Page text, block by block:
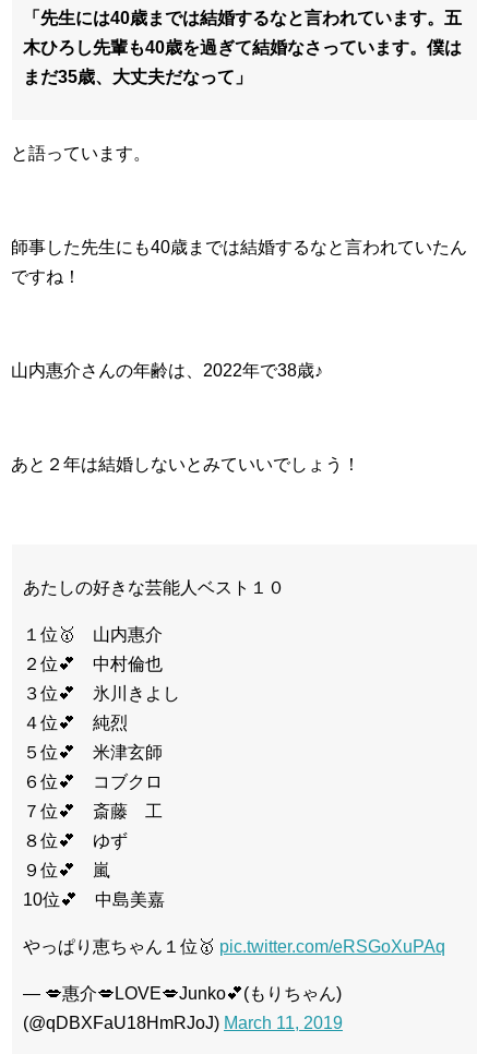
「先生には40歳までは結婚するなと言われています。五
木ひろし先輩も40歳を過ぎて結婚なさっています。僕は
まだ35歳、大丈夫だなって」
と語っています。
師事した先生にも40歳までは結婚するなと言われていたん
ですね！
山内惠介さんの年齢は、2022年で38歳♪
あと２年は結婚しないとみていいでしょう！
あたしの好きな芸能人ベスト１０
１位🥇 山内惠介
２位💕 中村倫也
３位💕 氷川きよし
４位💕 純烈
５位💕 米津玄師
６位💕 コブクロ
７位💕 斎藤 工
８位💕 ゆず
９位💕 嵐
10位💕 中島美嘉
やっぱり恵ちゃん１位🥇 pic.twitter.com/eRSGoXuPAq
— 💋惠介💋LOVE💋Junko💕(もりちゃん)
(@qDBXFaU18HmRJoJ) March 11, 2019